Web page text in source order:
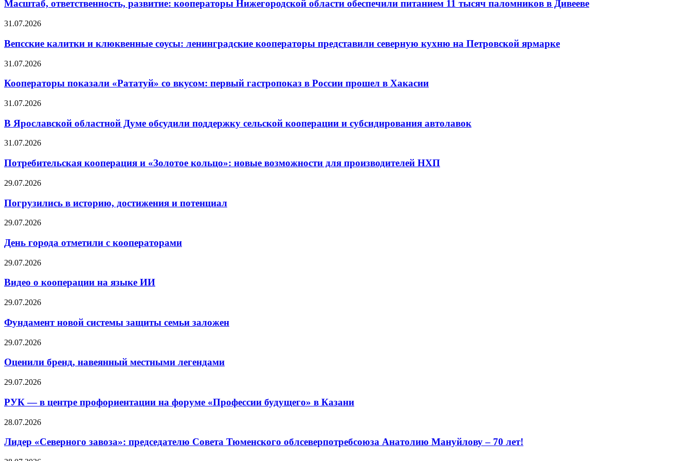
Масштаб, ответственность, развитие: кооператоры Нижегородской области обеспечили питанием 11 тысяч паломников в Дивееве
31.07.2026
Вепсские калитки и клюквенные соусы: ленинградские кооператоры представили северную кухню на Петровской ярмарке
31.07.2026
Кооператоры показали «Рататуй» со вкусом: первый гастропоказ в России прошел в Хакасии
31.07.2026
В Ярославской областной Думе обсудили поддержку сельской кооперации и субсидирования автолавок
31.07.2026
Потребительская кооперация и «Золотое кольцо»: новые возможности для производителей НХП
29.07.2026
Погрузились в историю, достижения и потенциал
29.07.2026
День города отметили с кооператорами
29.07.2026
Видео о кооперации на языке ИИ
29.07.2026
Фундамент новой системы защиты семьи заложен
29.07.2026
Оценили бренд, навеянный местными легендами
29.07.2026
РУК — в центре профориентации на форуме «Профессии будущего» в Казани
28.07.2026
Лидер «Северного завоза»: председателю Совета Тюменского облсеверпотребсоюза Анатолию Мануйлову – 70 лет!